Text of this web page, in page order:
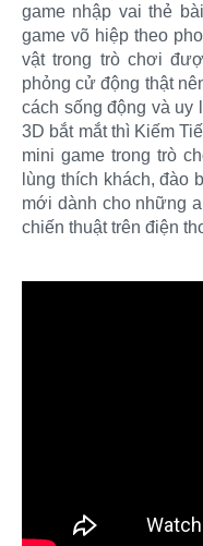
game nhập vai thẻ
game võ hiệp theo
vật trong trò chơi
phỏng cử động thật
cách sống động và uy
3D bắt mắt thì Kiếm
mini game trong trò
lùng thích khách,
mới dành cho những
chiến thuật trên điện